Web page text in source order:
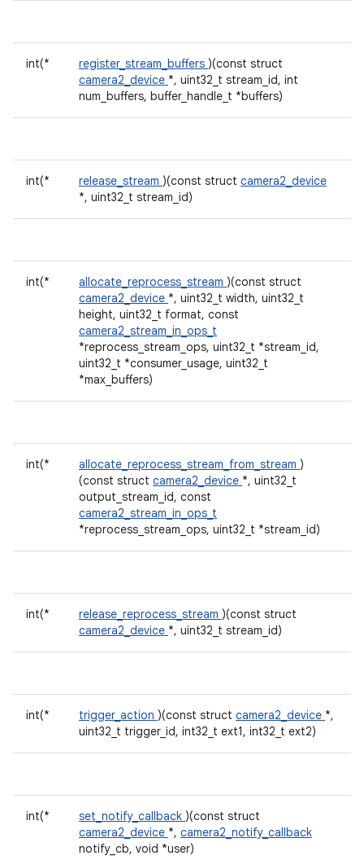
int(* register_stream_buffers )(const struct
camera2_device *, uint32_t stream_id, int
num_buffers, buffer_handle_t *buffers)
int(* release_stream )(const struct camera2_device
*, uint32_t stream_id)
int(* allocate_reprocess_stream )(const struct
camera2_device *, uint32_t width, uint32_t
height, uint32_t format, const
camera2_stream_in_ops_t
*reprocess_stream_ops, uint32_t *stream_id,
uint32_t *consumer_usage, uint32_t
*max_buffers)
int(* allocate_reprocess_stream_from_stream )
(const struct camera2_device *, uint32_t
output_stream_id, const
camera2_stream_in_ops_t
*reprocess_stream_ops, uint32_t *stream_id)
int(* release_reprocess_stream )(const struct
camera2_device *, uint32_t stream_id)
int(* trigger_action )(const struct camera2_device *,
uint32_t trigger_id, int32_t ext1, int32_t ext2)
int(* set_notify_callback )(const struct
camera2_device *, camera2_notify_callback
notify_cb, void *user)